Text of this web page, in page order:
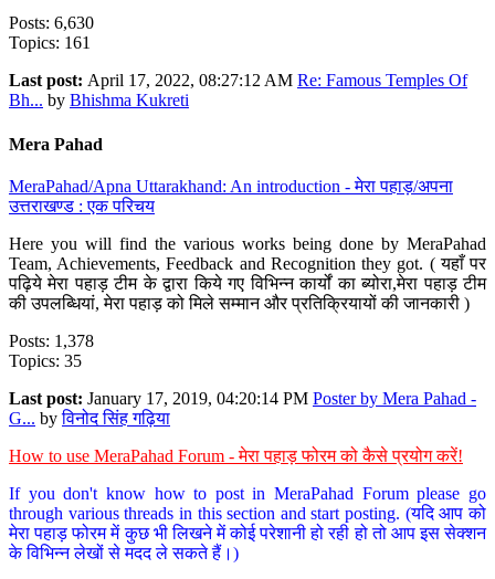
Posts: 6,630
Topics: 161
Last post: April 17, 2022, 08:27:12 AM Re: Famous Temples Of
Bh... by Bhishma Kukreti
Mera Pahad
MeraPahad/Apna Uttarakhand: An introduction - मेरा पहाड़/अपना
उत्तराखण्ड : एक परिचय
Here you will find the various works being done by MeraPahad
Team, Achievements, Feedback and Recognition they got. ( यहाँ पर
पढ़िये मेरा पहाड़ टीम के द्वारा किये गए विभिन्न कार्यों का ब्योरा,मेरा पहाड़ टीम
की उपलब्धियां, मेरा पहाड़ को मिले सम्मान और प्रतिक्रियायों की जानकारी )
Posts: 1,378
Topics: 35
Last post: January 17, 2019, 04:20:14 PM Poster by Mera Pahad -
G... byविनोद सिंह गढ़िया
How to use MeraPahad Forum - मेरा पहाड़ फोरम को कैसे प्रयोग करें!
If you don't know how to post in MeraPahad Forum please go
through various threads in this section and start posting. (यदि आप को
मेरा पहाड़ फोरम में कुछ भी लिखने में कोई परेशानी हो रही हो तो आप इस सेक्शन
के विभिन्न लेखों से मदद ले सकते हैं।)